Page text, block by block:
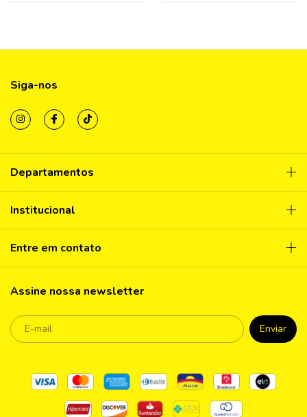
Siga-nos
Departamentos
Institucional
Entre em contato
Assine nossa newsletter